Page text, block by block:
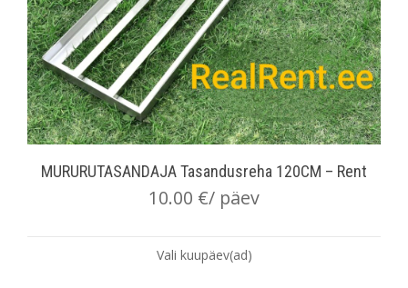
MURURUTASANDAJA Tasandusreha 120CM – Rent
10.00 €/ päev
Vali kuupäev(ad)